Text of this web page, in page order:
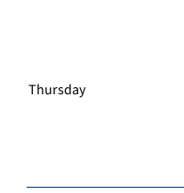
Thursday